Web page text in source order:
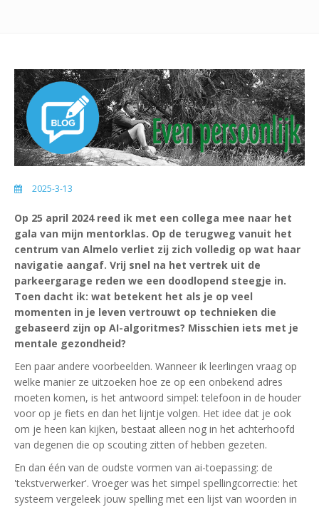
2025-3-13
Op 25 april 2024 reed ik met een collega mee naar het
gala van mijn mentorklas. Op de terugweg vanuit het
centrum van Almelo verliet zij zich volledig op wat haar
navigatie aangaf. Vrij snel na het vertrek uit de
parkeergarage reden we een doodlopend steegje in.
Toen dacht ik: wat betekent het als je op veel
momenten in je leven vertrouwt op technieken die
gebaseerd zijn op AI-algoritmes? Misschien iets met je
mentale gezondheid?
Een paar andere voorbeelden. Wanneer ik leerlingen vraag op
welke manier ze uitzoeken hoe ze op een onbekend adres
moeten komen, is het antwoord simpel: telefoon in de houder
voor op je fiets en dan het lijntje volgen. Het idee dat je ook
om je heen kan kijken, bestaat alleen nog in het achterhoofd
van degenen die op scouting zitten of hebben gezeten.
En dan één van de oudste vormen van ai-toepassing: de
'tekstverwerker'. Vroeger was het simpel spellingcorrectie: het
systeem vergeleek jouw spelling met een lijst van woorden in